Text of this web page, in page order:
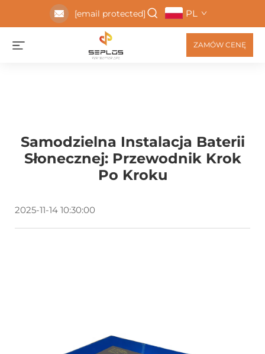
[email protected] PL
ZAMÓW CENĘ
Samodzielna Instalacja Baterii
Słonecznej: Przewodnik Krok
Po Kroku
2025-11-14 10:30:00